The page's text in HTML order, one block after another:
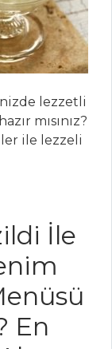
lezzetli
mısınız?
ile lezzeli
İle
En